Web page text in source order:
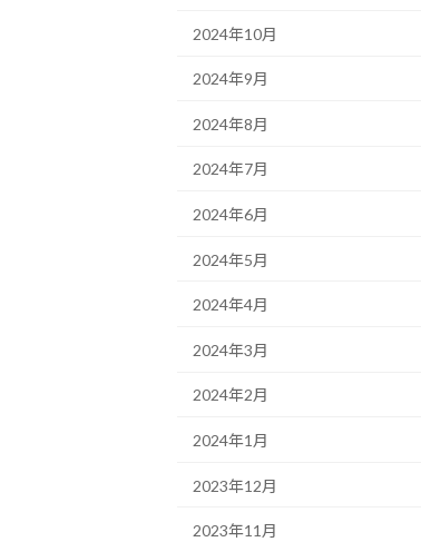
2024年10月
2024年9月
2024年8月
2024年7月
2024年6月
2024年5月
2024年4月
2024年3月
2024年2月
2024年1月
2023年12月
2023年11月